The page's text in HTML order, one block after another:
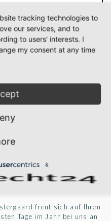
dem Jahr 1864 ist absolut
liebevolle Einrichtung
freut sich auf Ihren
Tage im Jahr bei uns an
tracking technologies to
our services, and to
to users' interests. I
my consent at any time
&